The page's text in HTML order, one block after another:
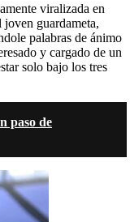
viralizada en
joven guardameta,
palabras de ánimo
y cargado de un
solo bajo los tres
paso de